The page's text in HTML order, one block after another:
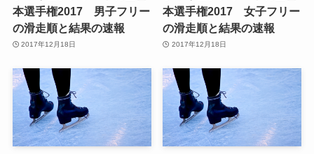
本選手権2017 男子フリー
の滑走順と結果の速報
2017年12月18日
本選手権2017 女子フリー
の滑走順と結果の速報
2017年12月18日